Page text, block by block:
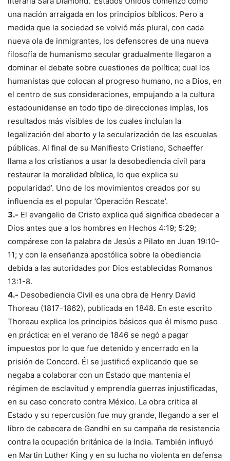
una nación arraigada en los principios bíblicos. Pero a
medida que la sociedad se volvió más plural, con cada
nueva ola de inmigrantes, los defensores de una nueva
filosofía de humanismo secular gradualmente llegaron a
dominar el debate sobre cuestiones de política; cual los
humanistas que colocan al progreso humano, no a Dios, en
el centro de sus consideraciones, empujando a la cultura
estadounidense en todo tipo de direcciones impías, los
resultados más visibles de los cuales incluían la
legalización del aborto y la secularización de las escuelas
públicas. Al final de su Manifiesto Cristiano, Schaeffer
llama a los cristianos a usar la desobediencia civil para
restaurar la moralidad bíblica, lo que explica su
popularidad’. Uno de los movimientos creados por su
influencia es el popular ‘Operación Rescate’.
3.- El evangelio de Cristo explica qué significa obedecer a
Dios antes que a los hombres en Hechos 4:19; 5:29;
compárese con la palabra de Jesús a Pilato en Juan 19:10-
11; y con la enseñanza apostólica sobre la obediencia
debida a las autoridades por Dios establecidas Romanos
13:1-8.
4.- Desobediencia Civil es una obra de Henry David
Thoreau (1817-1862), publicada en 1848. En este escrito
Thoreau explica los principios básicos que él mismo puso
en práctica: en el verano de 1846 se negó a pagar
impuestos por lo que fue detenido y encerrado en la
prisión de Concord. Él se justificó explicando que se
negaba a colaborar con un Estado que mantenía el
régimen de esclavitud y emprendía guerras injustificadas,
en su caso concreto contra México. La obra critica al
Estado y su repercusión fue muy grande, llegando a ser el
libro de cabecera de Gandhi en su campaña de resistencia
contra la ocupación británica de la India. También influyó
en Martin Luther King y en su lucha no violenta en defensa